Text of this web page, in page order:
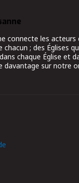
connecte les
chacun ; des Églises
chaque Église et
davantage sur notre